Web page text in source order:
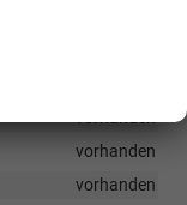
& Leaving-
hinen)
vorhanden
vorhanden